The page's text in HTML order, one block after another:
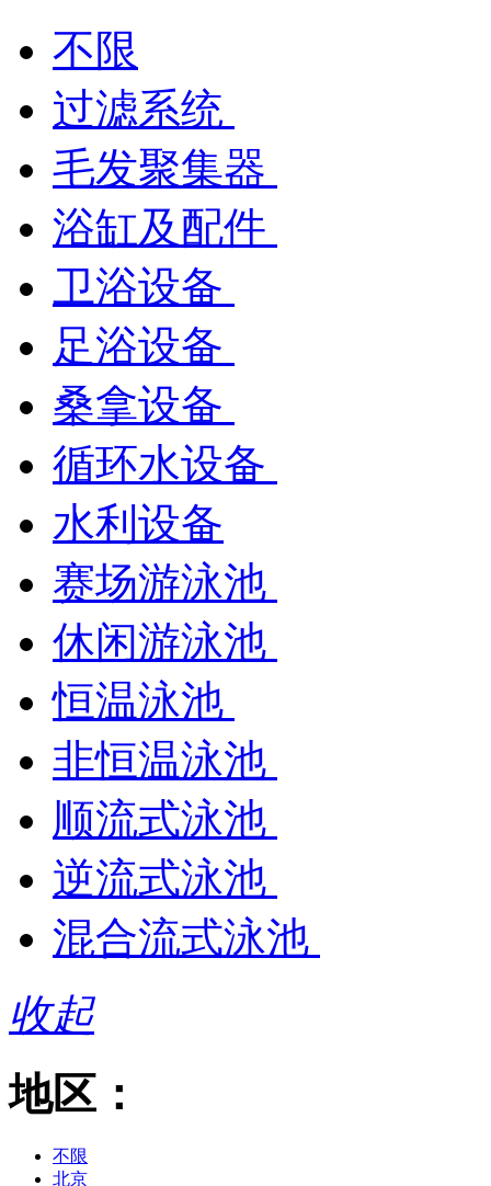
不限
过滤系统
毛发聚集器
浴缸及配件
卫浴设备
足浴设备
桑拿设备
循环水设备
水利设备
赛场游泳池
休闲游泳池
恒温泳池
非恒温泳池
顺流式泳池
逆流式泳池
混合流式泳池
收起
地区：
不限
北京